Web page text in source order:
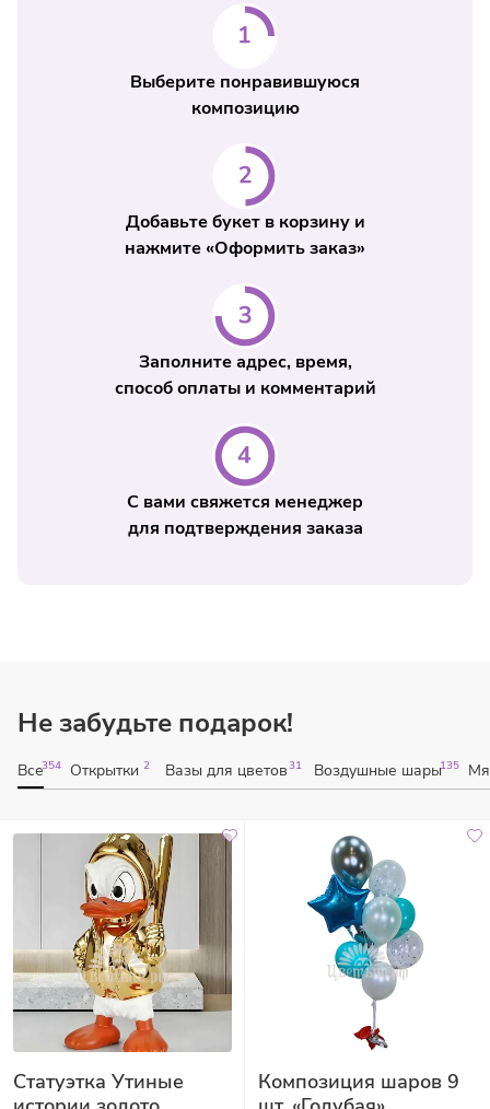
Выберите понравившуюся
композицию
Добавьте букет в корзину и
нажмите «Оформить заказ»
Заполните адрес, время,
способ оплаты и комментарий
С вами свяжется менеджер
для подтверждения заказа
Не забудьте подарок!
Все354 Открытки 2 Вазы для цветов31 Воздушные шары135
Статуэтка Утиные
Композиция шаров 9